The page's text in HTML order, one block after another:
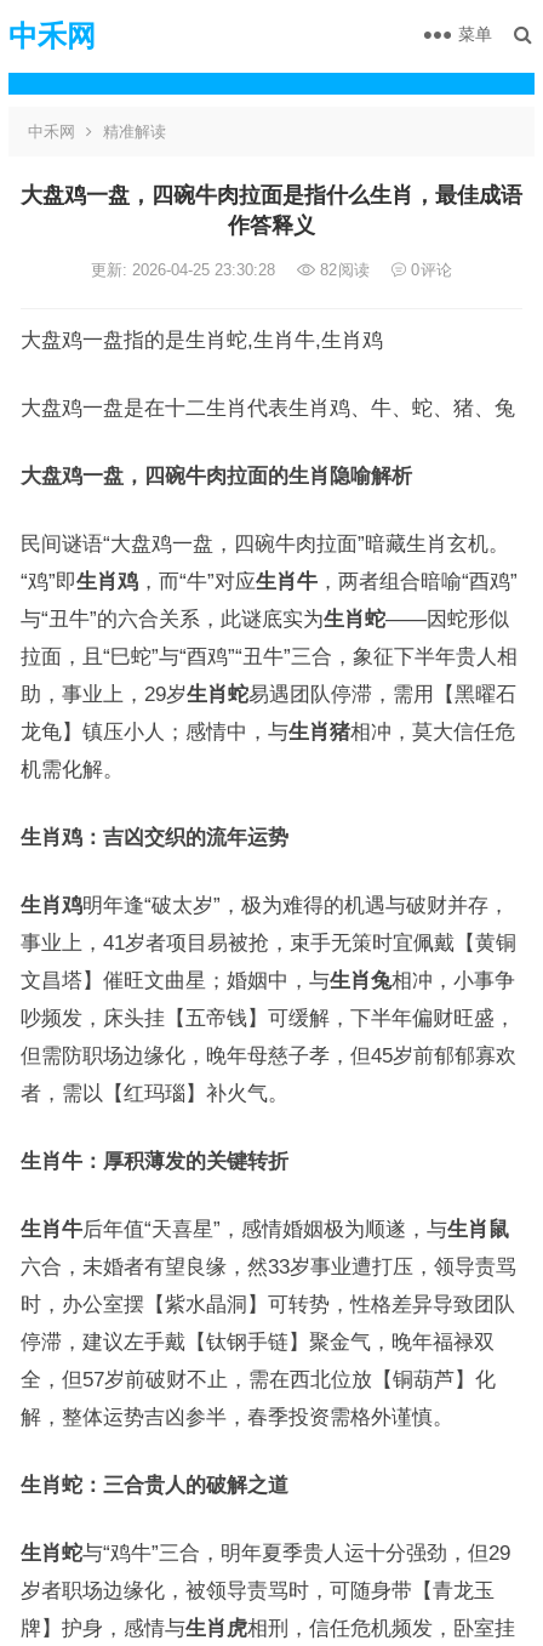
中禾网 菜单
中禾网 精准解读
大盘鸡一盘，四碗牛肉拉面是指什么生肖，最佳成语
作答释义
更新: 2026-04-25 23:30:28 82阅读 0评论
大盘鸡一盘指的是生肖蛇,生肖牛,生肖鸡
大盘鸡一盘是在十二生肖代表生肖鸡、牛、蛇、猪、兔
大盘鸡一盘，四碗牛肉拉面的生肖隐喻解析
民间谜语“大盘鸡一盘，四碗牛肉拉面”暗藏生肖玄机。
“鸡”即生肖鸡，而“牛”对应生肖牛，两者组合暗喻“酉鸡”
与“丑牛”的六合关系，此谜底实为生肖蛇——因蛇形似
拉面，且“巳蛇”与“酉鸡”“丑牛”三合，象征下半年贵人相
助，事业上，29岁生肖蛇易遇团队停滞，需用【黑曜石
龙龟】镇压小人；感情中，与生肖猪相冲，莫大信任危
机需化解。
生肖鸡：吉凶交织的流年运势
生肖鸡明年逢“破太岁”，极为难得的机遇与破财并存，
事业上，41岁者项目易被抢，束手无策时宜佩戴【黄铜
文昌塔】催旺文曲星；婚姻中，与生肖兔相冲，小事争
吵频发，床头挂【五帝钱】可缓解，下半年偏财旺盛，
但需防职场边缘化，晚年母慈子孝，但45岁前郁郁寡欢
者，需以【红玛瑙】补火气。
生肖牛：厚积薄发的关键转折
生肖牛后年值“天喜星”，感情婚姻极为顺遂，与生肖鼠
六合，未婚者有望良缘，然33岁事业遭打压，领导责骂
时，办公室摆【紫水晶洞】可转势，性格差异导致团队
停滞，建议左手戴【钛钢手链】聚金气，晚年福禄双
全，但57岁前破财不止，需在西北位放【铜葫芦】化
解，整体运势吉凶参半，春季投资需格外谨慎。
生肖蛇：三合贵人的破解之道
生肖蛇与“鸡牛”三合，明年夏季贵人运十分强劲，但29
岁者职场边缘化，被领导责骂时，可随身带【青龙玉
牌】护身，感情与生肖虎相刑，信任危机频发，卧室挂